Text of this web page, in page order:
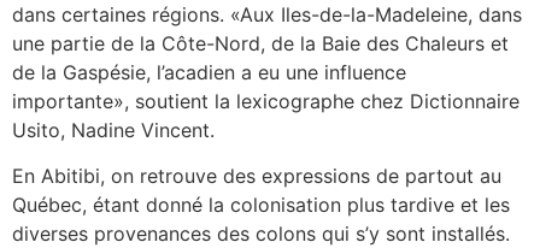
dans certaines régions. «Aux Iles-de-la-Madeleine, dans
une partie de la Côte-Nord, de la Baie des Chaleurs et
de la Gaspésie, l’acadien a eu une influence
importante», soutient la lexicographe chez Dictionnaire
Usito, Nadine Vincent.
En Abitibi, on retrouve des expressions de partout au
Québec, étant donné la colonisation plus tardive et les
diverses provenances des colons qui s’y sont installés.